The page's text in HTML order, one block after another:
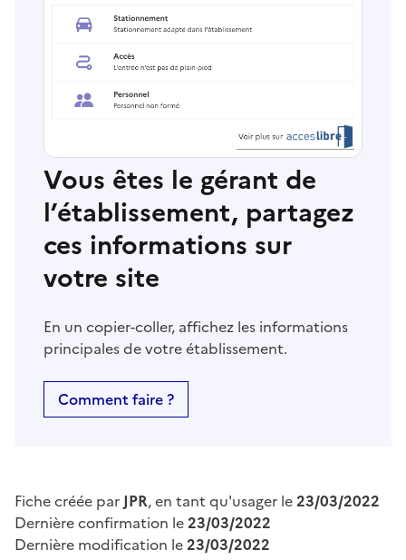
Vous êtes le gérant de
l’établissement, partagez
ces informations sur
votre site
En un copier-coller, affichez les informations
principales de votre établissement.
Comment faire ?
Fiche créée par JPR, en tant qu'usager le23/03/2022
Dernière confirmation le23/03/2022
Dernière modification le23/03/2022